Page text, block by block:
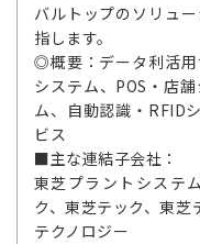
バルトップのソリュ
指します。
◎概要：データ利活用
システム、POS・店
ム、自動認識・RFID
ビス
■主な連結子会社：
東芝プラントシステ
ク、東芝テック、東
テクノロジー